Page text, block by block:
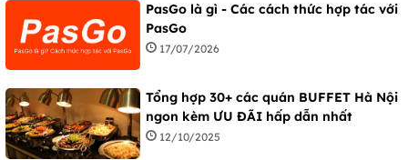
PasGo là gì - Các cách thức hợp tác với
PasGo
17/07/2026
Tổng hợp 30+ các quán BUFFET Hà Nội
ngon kèm ƯU ĐÃI hấp dẫn nhất
12/10/2025